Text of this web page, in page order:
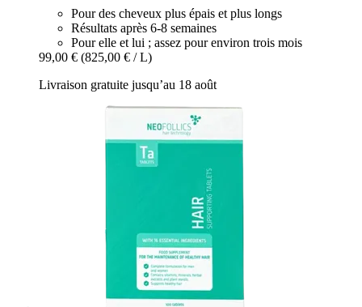
Pour des cheveux plus épais et plus longs
Résultats après 6-8 semaines
Pour elle et lui ; assez pour environ trois mois
99,00 € (825,00 € / L)
Livraison gratuite jusqu’au 18 août